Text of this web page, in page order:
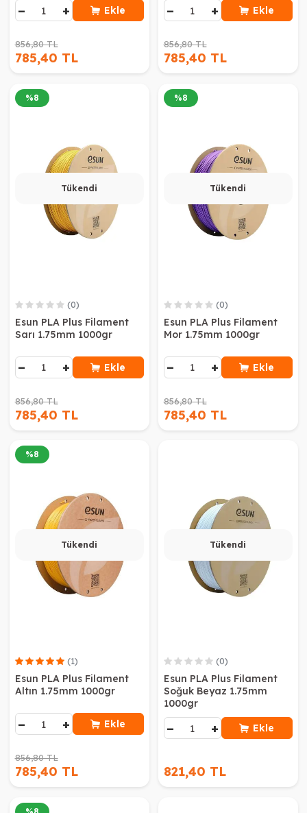
− + Ekle
856,80 TL
785,40 TL
− + Ekle
856,80 TL
785,40 TL
Tükendi
%8
(0)
Esun PLA Plus Filament
Sarı 1.75mm 1000gr
− + Ekle
856,80 TL
785,40 TL
Tükendi
%8
(0)
Esun PLA Plus Filament
Mor 1.75mm 1000gr
− + Ekle
856,80 TL
785,40 TL
Tükendi
%8
(1)
Esun PLA Plus Filament
Altın 1.75mm 1000gr
− + Ekle
856,80 TL
785,40 TL
Tükendi
(0)
Esun PLA Plus Filament
Soğuk Beyaz 1.75mm
1000gr
− + Ekle
821,40 TL